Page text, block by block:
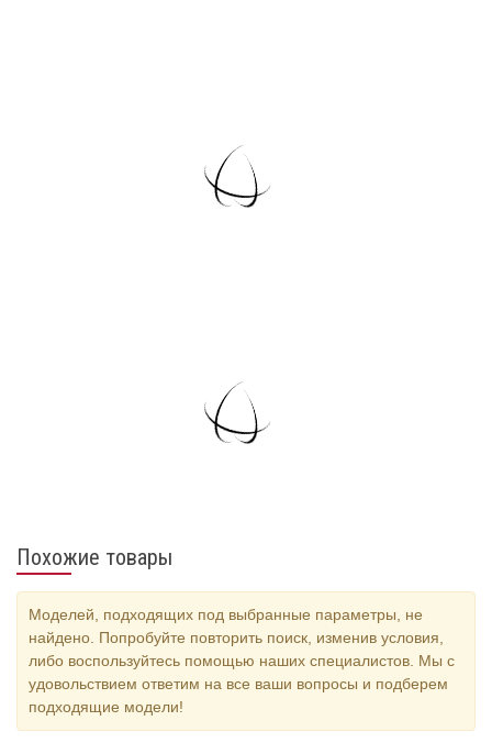
Похожие товары
Моделей, подходящих под выбранные параметры, не
найдено. Попробуйте повторить поиск, изменив условия,
либо воспользуйтесь помощью наших специалистов. Мы с
удовольствием ответим на все ваши вопросы и подберем
подходящие модели!